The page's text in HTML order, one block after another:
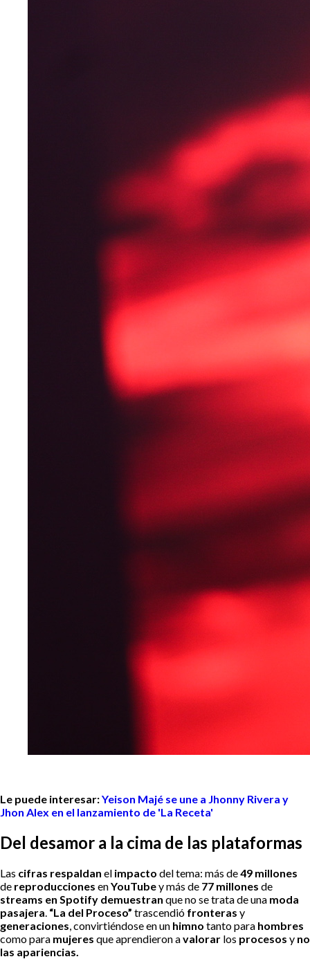
Le puede interesar:Yeison Majé se une a Jhonny Rivera y
Jhon Alex en el lanzamiento de 'La Receta'
Del desamor a la cima de las plataformas
Las cifras respaldan el impacto del tema: más de49 millones
de reproducciones enYouTubey más de 77 millones de
streams en Spotify demuestran que no se trata de una moda
pasajera “La del Proceso” trascendió fronteras y
generaciones , convirtiéndose en un himno tanto para hombres
como para mujeres que aprendieron avalorar los procesos y no
las apariencias.